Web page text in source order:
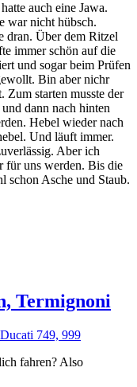
auch eine Jawa.
war nicht hübsch.
dran. Über dem Ritzel
immer schön auf die
und sogar beim Prüfen
Bin aber nichr
Zum starten musste der
dann nach hinten
Hebel wieder nach
Und läuft immer.
Aber ich
für uns werden. Bis die
schon Asche und Staub.
Termignoni
Ducati 749, 999
fahren? Also